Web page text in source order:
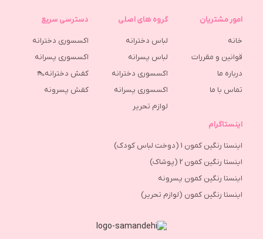
امور مشتریان
خانه
قوانین و مقررات
درباره ما
تماس با ما
گروه های اصلی
لباس دخترانه
لباس پسرانه
اکسسوری دخترانه
اکسسوری پسرانه
لوازم تحریر
دسترسی سریع
اکسسوری دخترانه
اکسسوری پسرانه
کفش دخترانه👠
كفش پسرونه
اینستاگرام
اینستا رنگین کمون 1 (دوخت لباس کودک)
اینستا رنگین کمون 2 (پوشاک)
اینستا رنگین کمون پسرونه
اینستا رنگین کمون (لوازم تحریر)